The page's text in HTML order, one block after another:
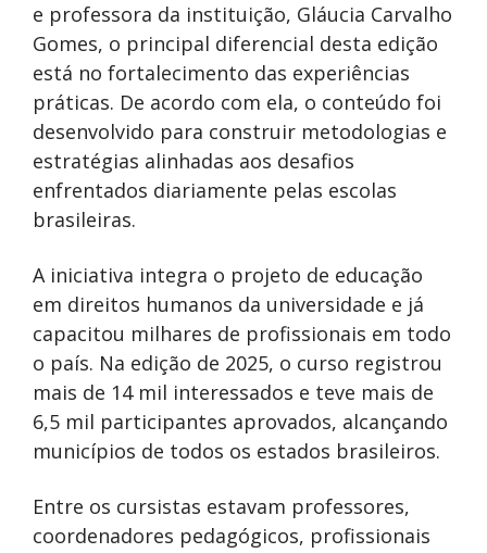
e professora da instituição, Gláucia Carvalho
Gomes, o principal diferencial desta edição
está no fortalecimento das experiências
práticas. De acordo com ela, o conteúdo foi
desenvolvido para construir metodologias e
estratégias alinhadas aos desafios
enfrentados diariamente pelas escolas
brasileiras.
A iniciativa integra o projeto de educação
em direitos humanos da universidade e já
capacitou milhares de profissionais em todo
o país. Na edição de 2025, o curso registrou
mais de 14 mil interessados e teve mais de
6,5 mil participantes aprovados, alcançando
municípios de todos os estados brasileiros.
Entre os cursistas estavam professores,
coordenadores pedagógicos, profissionais